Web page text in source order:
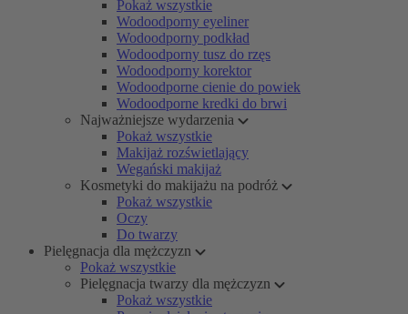
Pokaż wszystkie
Wodoodporny eyeliner
Wodoodporny podkład
Wodoodporny tusz do rzęs
Wodoodporny korektor
Wodoodporne cienie do powiek
Wodoodporne kredki do brwi
Najważniejsze wydarzenia
Pokaż wszystkie
Makijaż rozświetlający
Wegański makijaż
Kosmetyki do makijażu na podróż
Pokaż wszystkie
Oczy
Do twarzy
Pielęgnacja dla mężczyzn
Pokaż wszystkie
Pielęgnacja twarzy dla mężczyzn
Pokaż wszystkie